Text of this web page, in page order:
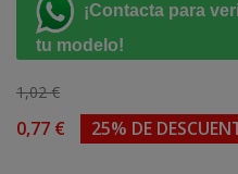
¡Contacta para
tu modelo!
1,02 €
0,77 € 25% DE